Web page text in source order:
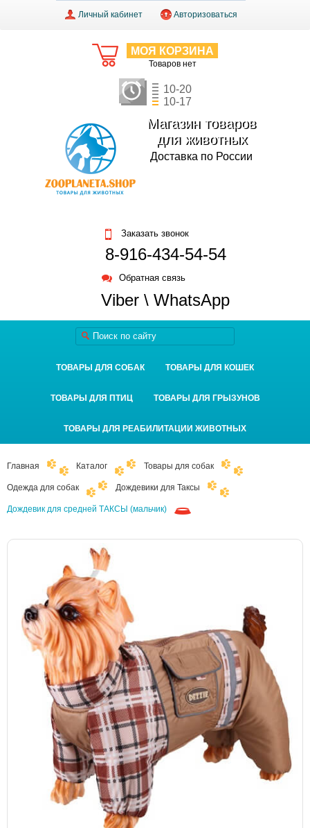
Личный кабинет Авторизоваться
МОЯ КОРЗИНА
Товаров нет
10-20
10-17
Магазин товаров
для животных
Доставка по России
Заказать звонок
8-916-434-54-54
Обратная связь
Viber \ WhatsApp
ТОВАРЫ ДЛЯ СОБАК ТОВАРЫ ДЛЯ КОШЕК
ТОВАРЫ ДЛЯ ПТИЦ ТОВАРЫ ДЛЯ ГРЫЗУНОВ
ТОВАРЫ ДЛЯ РЕАБИЛИТАЦИИ ЖИВОТНЫХ
Главная Каталог Товары для собак
Одежда для собак Дождевики для Таксы
Дождевик для средней ТАКСЫ (мальчик)